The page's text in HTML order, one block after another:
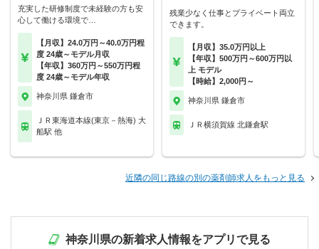
充実した研修制度で未経験の方も安
心して働ける環境で…
【月収】24.0万円～40.0万円程
度 24歳～モデル月収
【年収】360万円～550万円程
度 24歳～モデル年収
神奈川県 鎌倉市
ＪＲ東海道本線(東京－熱海) 大
船駅 他
残業少なく仕事とプライベート両立
できます。
【月収】35.0万円以上
【年収】500万円～600万円以
上 モデル
【時給】2,000円～
神奈川県 鎌倉市
ＪＲ横須賀線 北鎌倉駅
近隣の同じ路線の別の薬剤師求人をもっと見る
神奈川県の新着求人情報をアプリで見る